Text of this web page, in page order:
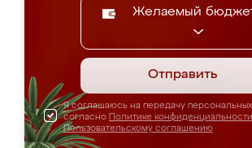
Желаемый
Отправить
Я соглашаюсь на передачу
согласно Политике конфиденциальности
Пользовательскому соглашению